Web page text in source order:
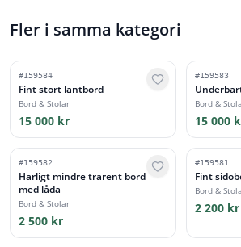
Fler i samma kategori
#159584
Fint stort lantbord
Bord & Stolar
15 000 kr
#159583
Bord &
15 000
#159582
Härligt mindre trärent bord
med låda
Bord & Stolar
2 500 kr
#159581
Fint
Bord &
2 200 kr